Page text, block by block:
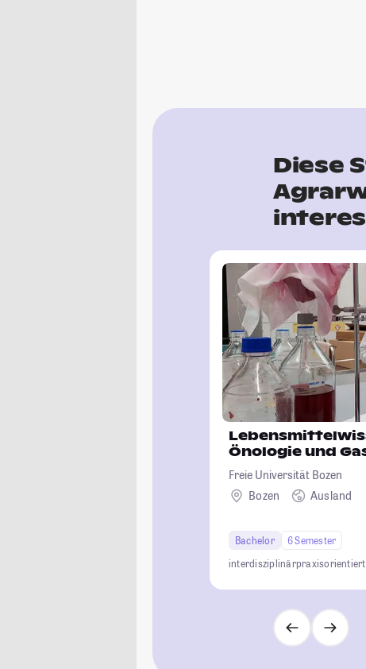
Diese
Önologie und
Freie Universität Bozen
Bozen
Ausland
Bachelor
6 Semester
interdisziplinärpraxisorientiert